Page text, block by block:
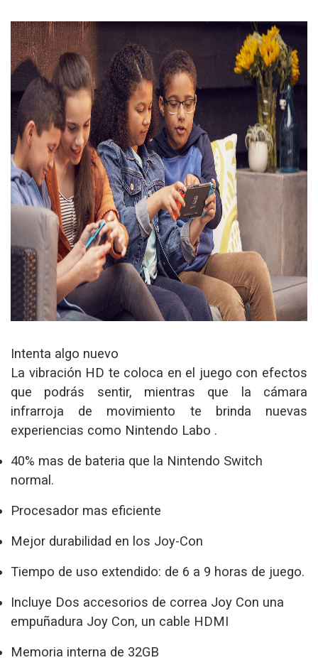
Intenta algo nuevo
La vibración HD te coloca en el juego con efectos
que podrás sentir, mientras que la cámara
infrarroja de movimiento te brinda nuevas
experiencias como Nintendo Labo .
40% mas de bateria que la Nintendo Switch
normal.
Procesador mas eficiente
Mejor durabilidad en los Joy-Con
Tiempo de uso extendido: de 6 a 9 horas de juego.
Incluye Dos accesorios de correa Joy Con una
empuñadura Joy Con, un cable HDMI
Memoria interna de 32GB